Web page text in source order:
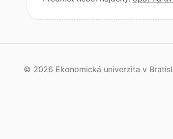
© 2026 Ekonomická univerzita v